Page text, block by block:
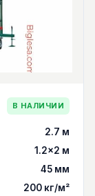
В НАЛИЧИИ
2.7 м
1.2×2 м
45 мм
200 кг/м²